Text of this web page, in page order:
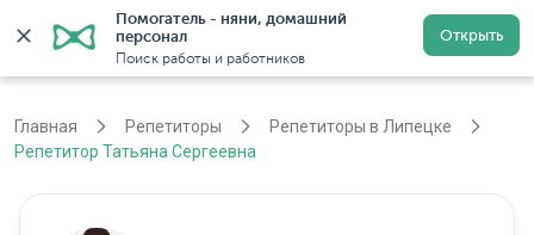
Помогатель - няни, домашний
персонал
Поиск работы и работников
Открыть
Регистрация
Главная Репетиторы
Репетиторы в Липецке
Репетитор Татьяна Сергеевна